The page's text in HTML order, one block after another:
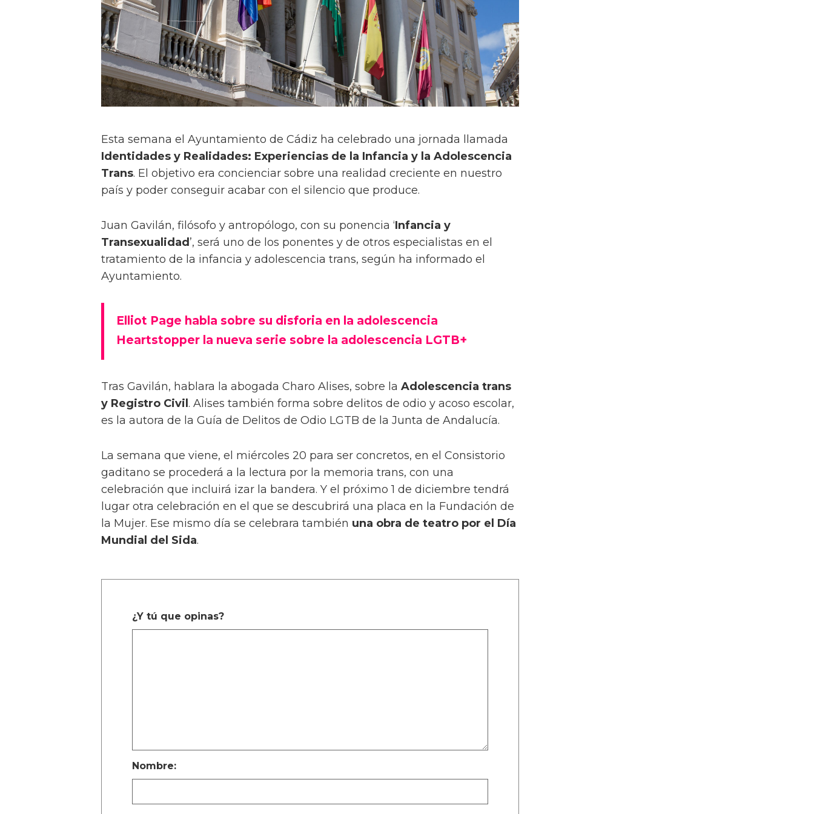
Esta semana el Ayuntamiento de Cádiz ha celebrado una jornada llamada
Identidades y Realidades: Experiencias de la Infancia y la Adolescencia
Trans. El objetivo era concienciar sobre una realidad creciente en nuestro
país y poder conseguir acabar con el silencio que produce.
Juan Gavilán, filósofo y antropólogo, con su ponencia ‘Infancia y
Transexualidad ’, será uno de los ponentes y de otros especialistas en el
tratamiento de la infancia y adolescencia trans, según ha informado el
Ayuntamiento.
Elliot Page habla sobre su disforia en la adolescencia
Heartstopper la nueva serie sobre la adolescencia LGTB+
Tras Gavilán, hablara la abogada Charo Alises, sobre la Adolescencia trans
y Registro Civil . Alises también forma sobre delitos de odio y acoso escolar,
es la autora de la Guía de Delitos de Odio LGTB de la Junta de Andalucía.
La semana que viene, el miércoles 20 para ser concretos, en el Consistorio
gaditano se procederá a la lectura por la memoria trans, con una
celebración que incluirá izar la bandera. Y el próximo 1 de diciembre tendrá
lugar otra celebración en el que se descubrirá una placa en la Fundación de
la Mujer. Ese mismo día se celebrara también una obra de teatro por el Día
Mundial del Sida.
¿Y tú que opinas?
Nombre: